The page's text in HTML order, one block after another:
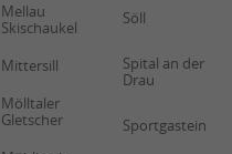
Mellau
Skischaukel
Mittersill
Mölltaler
Gletscher
Söll
Spital an der
Drau
Sportgastein